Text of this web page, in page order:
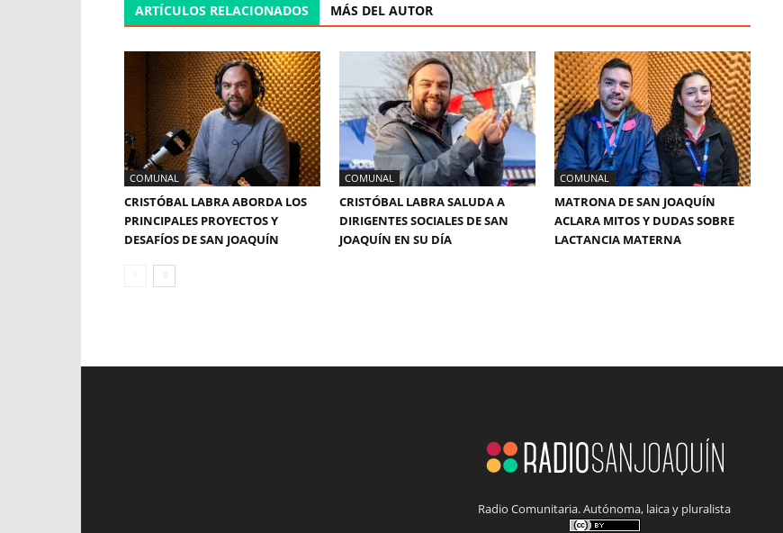
ARTÍCULOS RELACIONADOS MÁS DEL AUTOR
COMUNAL
CRISTÓBAL LABRA ABORDA LOS
PRINCIPALES PROYECTOS Y
DESAFÍOS DE SAN JOAQUÍN
COMUNAL
CRISTÓBAL LABRA SALUDA A
DIRIGENTES SOCIALES DE SAN
JOAQUÍN EN SU DÍA
COMUNAL
MATRONA DE SAN JOAQUÍN
ACLARA MITOS Y DUDAS SOBRE
LACTANCIA MATERNA
Radio Comunitaria. Autónoma, laica y pluralista